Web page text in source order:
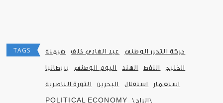
TAGS هيمنة عبد الهادي خلف حركة التحرر الوطني
بريطانيا اليوم الوطني الهند النفط الخليج
التورة الناصرية البحرين استقلال استعمار
POLITICAL ECONOMY \الراج\